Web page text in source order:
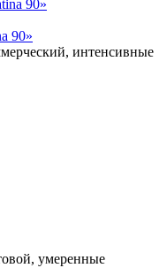
90»
интенсивные
умеренные